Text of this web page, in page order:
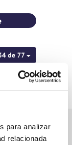
para analizar
relacionada
de 77